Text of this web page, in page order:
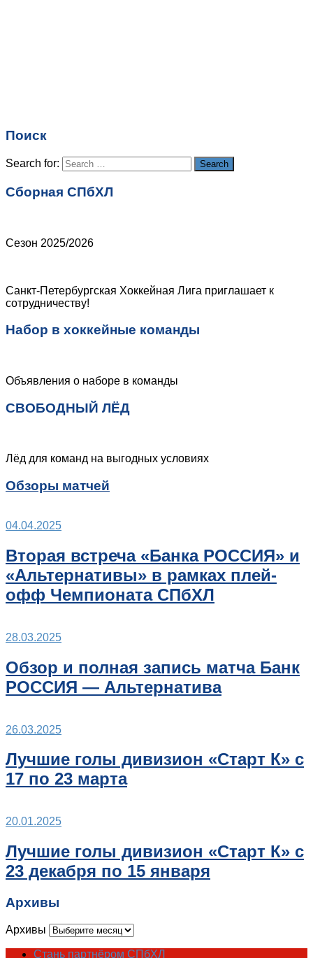
Поиск
Search for: Search
Сборная СПбХЛ
Сезон 2025/2026
Санкт-Петербургская Хоккейная Лига приглашает к
сотрудничеству!
Набор в хоккейные команды
Объявления о наборе в команды
СВОБОДНЫЙ ЛЁД
Лёд для команд на выгодных условиях
Обзоры матчей
04.04.2025
Вторая встреча «Банка РОССИЯ» и
«Альтернативы» в рамках плей-
офф Чемпионата СПбХЛ
28.03.2025
Обзор и полная запись матча Банк
РОССИЯ — Альтернатива
26.03.2025
Лучшие голы дивизион «Старт К» с
17 по 23 марта
20.01.2025
Лучшие голы дивизион «Старт К» с
23 декабря по 15 января
Архивы
Архивы
Стань партнёром СПбХЛ